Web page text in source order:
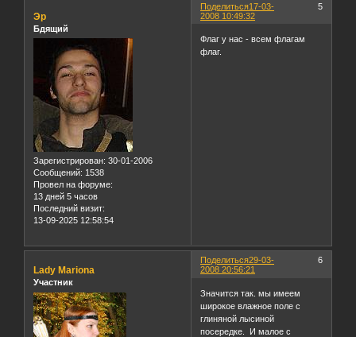
Поделиться 5
17-03-
2008 10:49:32
Эр
Бдящий
Зарегистрирован: 30-01-2006
Сообщений: 1538
Провел на форуме:
13 дней 5 часов
Последний визит:
13-09-2025 12:58:54
Флаг у нас - всем флагам
флаг.
Поделиться 6
29-03-
2008 20:56:21
Lady Mariona
Участник
Значится так. мы имеем
широкое влажное поле с
глиняной лысиной
посередке. И малое с